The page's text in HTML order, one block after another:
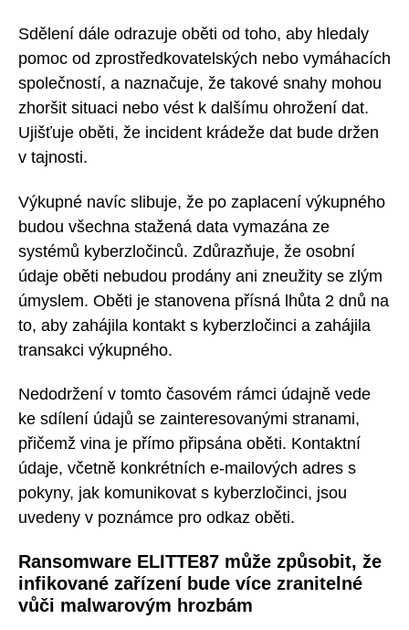
Sdělení dále odrazuje oběti od toho, aby hledaly
pomoc od zprostředkovatelských nebo vymáhacích
společností, a naznačuje, že takové snahy mohou
zhoršit situaci nebo vést k dalšímu ohrožení dat.
Ujišťuje oběti, že incident krádeže dat bude držen
v tajnosti.
Výkupné navíc slibuje, že po zaplacení výkupného
budou všechna stažená data vymazána ze
systémů kyberzločinců. Zdůrazňuje, že osobní
údaje oběti nebudou prodány ani zneužity se zlým
úmyslem. Oběti je stanovena přísná lhůta 2 dnů na
to, aby zahájila kontakt s kyberzločinci a zahájila
transakci výkupného.
Nedodržení v tomto časovém rámci údajně vede
ke sdílení údajů se zainteresovanými stranami,
přičemž vina je přímo připsána oběti. Kontaktní
údaje, včetně konkrétních e-mailových adres s
pokyny, jak komunikovat s kyberzločinci, jsou
uvedeny v poznámce pro odkaz oběti.
Ransomware ELITTE87 může způsobit, že
infikované zařízení bude více zranitelné
vůči malwarovým hrozbám